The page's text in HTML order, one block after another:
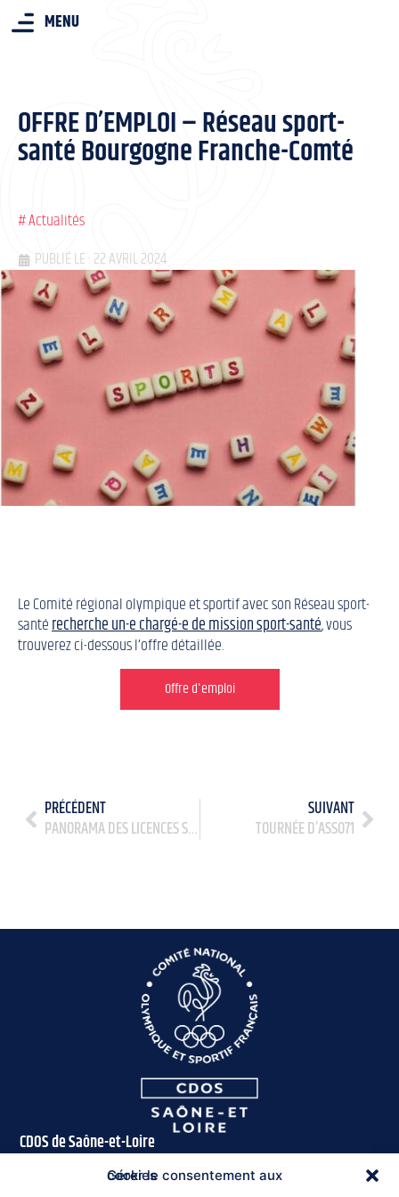
Gérer le consentement aux cookies
MENU
OFFRE D’EMPLOI – Réseau sport-
santé Bourgogne Franche-Comté
#Actualités
PUBLIÉ LE : 22 AVRIL 2024
Le Comité régional olympique et sportif avec son Réseau sport-
santérecherche un-e chargé-e de mission sport-santé, vous
trouverez ci-dessous l’offre détaillée.
Offre d'emploi
PRÉCÉDENT
PANORAMA DES LICENCES SPORTIVES DANS LES FÉDÉRATIONS OLYMPIQUES DE PARIS 2024
SUIVANT
TOURNÉE D’ASSO71
CDOS de Saône-et-Loire